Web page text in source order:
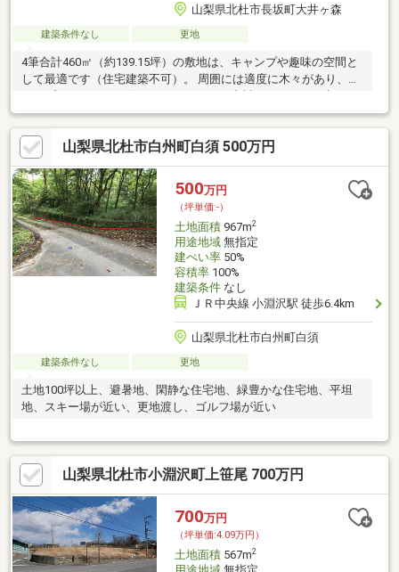
山梨県北杜市長坂町大井ヶ森
建築条件なし 更地
4筆合計460㎡（約139.15坪）の敷地は、キャンプや趣味の空間と
して最適です（住宅建築不可）。 周囲には適度に木々があり、程
な風を感じながら、リラックスした時間を楽しめます。 アウトド
アや趣味の拠点として、自然の魅力を感じながら思い思いの時間
を過ごせる特別な空間です。興味のある方はぜひお問い合わせく
ださい。
山梨県北杜市白州町白須 500万円
500万円
（坪単価:-）
土地面積967m2
用途地域無指定
建ぺい率50%
容積率100%
建築条件なし
ＪＲ中央線 小淵沢駅 徒歩6.4km
山梨県北杜市白州町白須
建築条件なし 更地
土地100坪以上、避暑地、閑静な住宅地、緑豊かな住宅地、平坦
地、スキー場が近い、更地渡し、ゴルフ場が近い
山梨県北杜市小淵沢町上笹尾 700万円
700万円
（坪単価:4.09万円）
土地面積567m2